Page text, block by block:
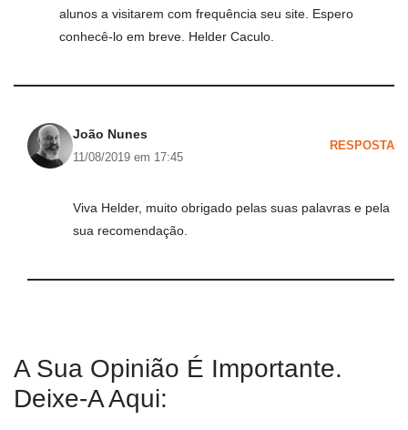
alunos a visitarem com frequência seu site. Espero
conhecê-lo em breve. Helder Caculo.
João Nunes
11/08/2019 em 17:45
RESPOSTA
Viva Helder, muito obrigado pelas suas palavras e pela
sua recomendação.
A Sua Opinião É Importante.
Deixe-A Aqui: